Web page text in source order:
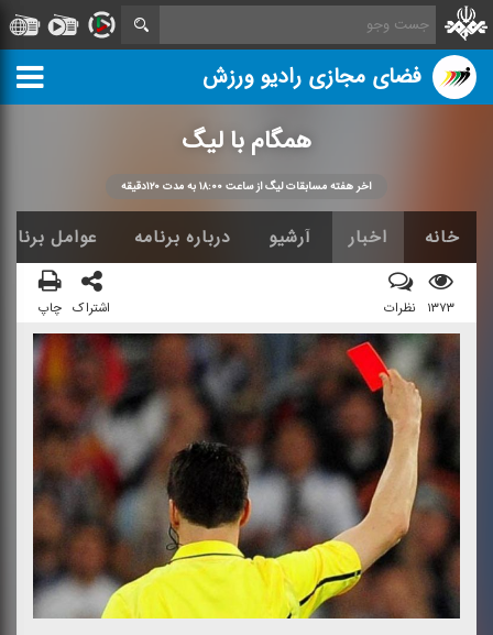
فضای مجازی رادیو ورزش
همگام با لیگ
آخر هفته مسابقات لیگ از ساعت ۱۸:۰۰ به مدت ۱۲۰دقیقه
خانه اخبار آرشیو درباره برنامه عوامل برنامه
۱۳۷۳ نظرات اشتراک چاپ